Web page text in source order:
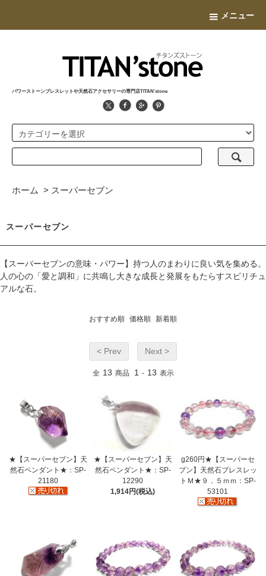
メニュー
パワーストーンブレスレットや天然石アクセサリーの専門店TITAN'stone
ホーム > スーパーセブン
スーパーセブン
【スーパーセブンの意味・パワー】持つ人のまわりに良い気を集める。
人の心の「愛と調和」に共鳴し大きな成長と発展をもたらすスピリチュ
アルな石。
おすすめ順 価格順 新着順
< Prev Next >
全 13 商品 1 - 13 表示
★【スーパーセブン】天
然石ペンダント★：SP-
21180
★【スーパーセブン】天
然石ペンダント★：SP-
12290
1,914円(税込)
g260円★【スーパーセ
ブン】天然石ブレスレッ
トＭ★９．５ｍｍ：SP-
53101